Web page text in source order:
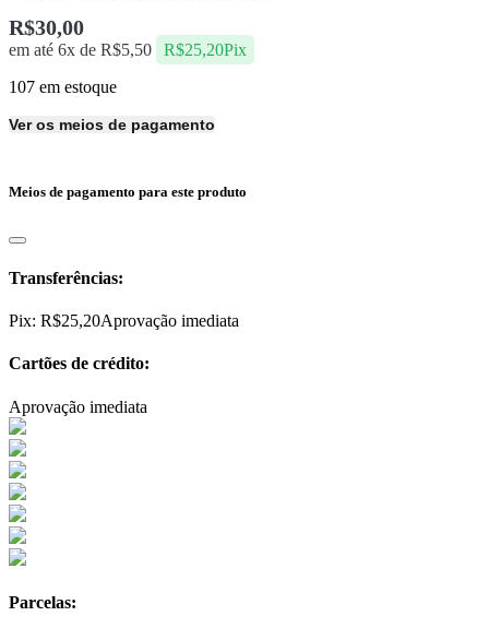
R$30,00
em até 6x de R$5,50 R$25,20Pix
107 em estoque
Ver os meios de pagamento
Meios de pagamento para este produto
Transferências:
Pix: R$25,20Aprovação imediata
Cartões de crédito:
Aprovação imediata
Parcelas: